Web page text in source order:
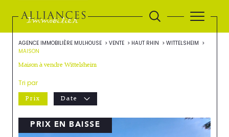
AGENCE IMMOBILIÈRE MULHOUSE VENTE HAUT RHIN
WITTELSHEIM
MAISON
Maison à vendre Wittelsheim
Tri par
Prix Date
PRIX EN BAISSE